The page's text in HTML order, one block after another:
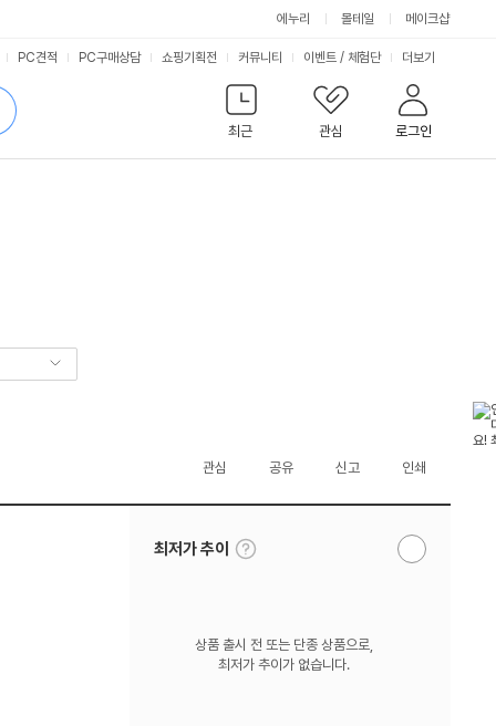
에누리 몰테일 메이크샵
최근
관심 로그인
PC견적 PC구매상담 쇼핑기획전 커뮤니티 이벤트 / 체험단 서
비
스
더보기
관심 공유 신고 인쇄
최저가 추이
툴
팁
알
상품 출시 전 또는 단종 상품으로,
최저가 추이가 없습니다.